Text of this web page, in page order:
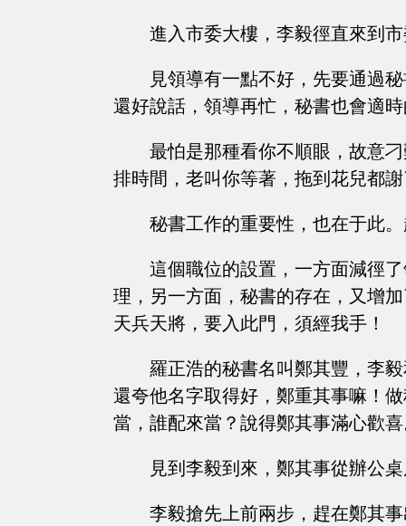
進入市委大樓，李毅徑直來到
見領導有一點不好，先要通過
還好說話，領導再忙，秘書也會適
最怕是那種看你不順眼，故意
排時間，老叫你等著，拖到花兒都
秘書工作的重要性，也在于此
這個職位的設置，一方面減徑
理，另一方面，秘書的存在，又增
天兵天將，要入此門，須經我手！
羅正浩的秘書名叫鄭其豐，李
還夸他名字取得好，鄭重其事嘛！
當，誰配來當？說得鄭其事滿心歡
見到李毅到來，鄭其事從辦公
李毅搶先上前兩步，趕在鄭其